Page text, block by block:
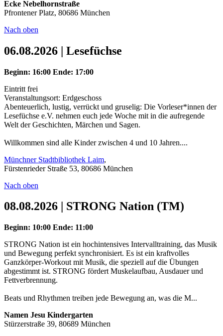
Ecke Nebelhornstraße
Pfrontener Platz, 80686 München
Nach oben
06.08.2026 | Lesefüchse
Beginn: 16:00 Ende: 17:00
Eintritt frei
Veranstaltungsort: Erdgeschoss
Abenteuerlich, lustig, verrückt und gruselig: Die Vorleser*innen der
Lesefüchse e.V. nehmen euch jede Woche mit in die aufregende
Welt der Geschichten, Märchen und Sagen.
Willkommen sind alle Kinder zwischen 4 und 10 Jahren....
Münchner Stadtbibliothek Laim,
Fürstenrieder Straße 53, 80686 München
Nach oben
08.08.2026 | STRONG Nation (TM)
Beginn: 10:00 Ende: 11:00
STRONG Nation ist ein hochintensives Intervalltraining, das Musik
und Bewegung perfekt synchronisiert. Es ist ein kraftvolles
Ganzkörper-Workout mit Musik, die speziell auf die Übungen
abgestimmt ist. STRONG fördert Muskelaufbau, Ausdauer und
Fettverbrennung.
Beats und Rhythmen treiben jede Bewegung an, was die M...
Namen Jesu Kindergarten
Stürzerstraße 39, 80689 München